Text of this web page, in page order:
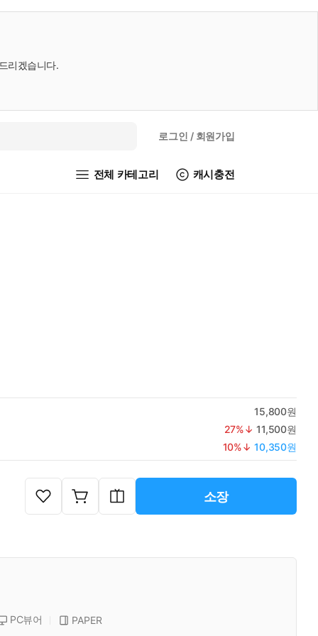
리겠습니다.
로그인 / 회원가입
전체 카테고리 캐시충전
15,800원
27%↓ 11,500원
10%↓ 10,350원
소장
PC뷰어 PAPER